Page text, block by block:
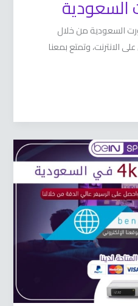
السعودية
السعودية من خلال
الانترنت، وتمتع بمعنا